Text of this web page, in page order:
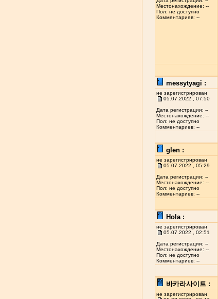
Местонахождение: --
Пол: не доступно
Комментариев: --
messytyagi :
не зарегистрирован
05.07.2022 , 07:50
Дата регистрации: --
Местонахождение: --
Пол: не доступно
Комментариев: --
glen :
не зарегистрирован
05.07.2022 , 05:29
Дата регистрации: --
Местонахождение: --
Пол: не доступно
Комментариев: --
Hola :
не зарегистрирован
05.07.2022 , 02:51
Дата регистрации: --
Местонахождение: --
Пол: не доступно
Комментариев: --
바카라사이트 :
не зарегистрирован